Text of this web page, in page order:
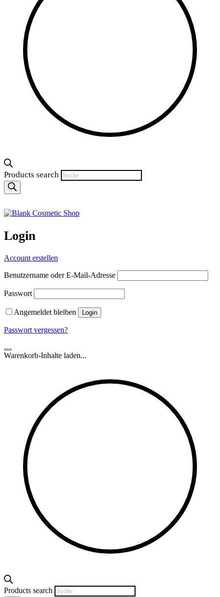
Products search
Login
Account erstellen
Benutzername oder E-Mail-Adresse
Passwort
Angemeldet bleiben
Passwort vergessen?
…
Warenkorb-Inhalte laden...
Products search